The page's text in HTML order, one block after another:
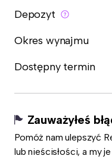
Depozyt
Okres wynajmu
Dostępny termin
Zauważyłeś
Pomóż nam ulepszyć
lub nieścisłości, a my